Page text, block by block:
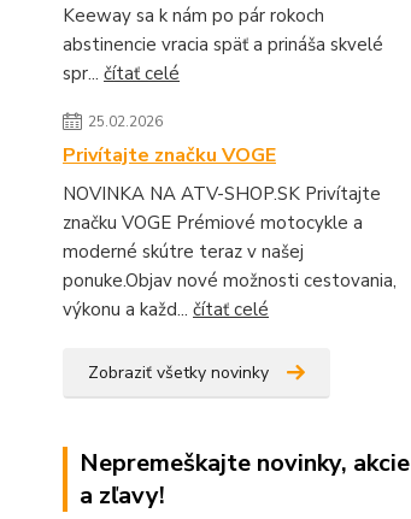
Keeway sa k nám po pár rokoch
abstinencie vracia späť a prináša skvelé
spr... čítať celé
25.02.2026
Privítajte značku VOGE
NOVINKA NA ATV-SHOP.SK Privítajte
značku VOGE Prémiové motocykle a
moderné skútre teraz v našej
ponuke.Objav nové možnosti cestovania,
výkonu a každ... čítať celé
Zobraziť všetky novinky
Nepremeškajte novinky, akcie
a zľavy!